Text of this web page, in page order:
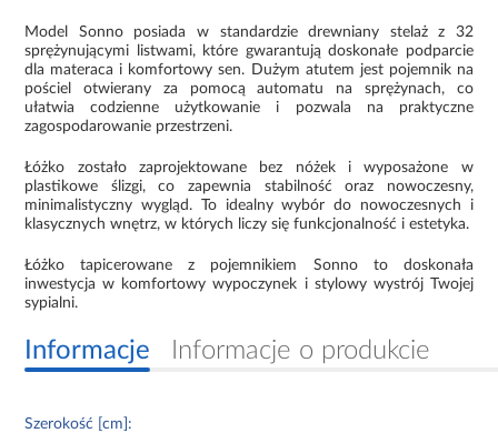
Model Sonno posiada w standardzie drewniany stelaż z 32
sprężynującymi listwami, które gwarantują doskonałe podparcie
dla materaca i komfortowy sen. Dużym atutem jest pojemnik na
pościel otwierany za pomocą automatu na sprężynach, co
ułatwia codzienne użytkowanie i pozwala na praktyczne
zagospodarowanie przestrzeni.
Łóżko zostało zaprojektowane bez nóżek i wyposażone w
plastikowe ślizgi, co zapewnia stabilność oraz nowoczesny,
minimalistyczny wygląd. To idealny wybór do nowoczesnych i
klasycznych wnętrz, w których liczy się funkcjonalność i estetyka.
Łóżko tapicerowane z pojemnikiem Sonno to doskonała
inwestycja w komfortowy wypoczynek i stylowy wystrój Twojej
sypialni.
Informacje Informacje o produkcie
Szerokość [cm]: